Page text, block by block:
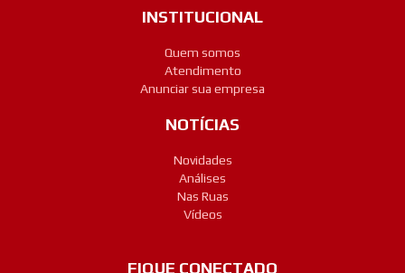
INSTITUCIONAL
Quem somos
Atendimento
Anunciar sua empresa
NOTÍCIAS
Novidades
Análises
Nas Ruas
Vídeos
FIQUE CONECTADO